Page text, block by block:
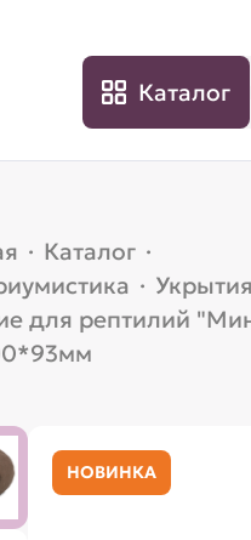
Каталог
· Каталог ·
· Укрытия
для рептилий
НОВИНКА